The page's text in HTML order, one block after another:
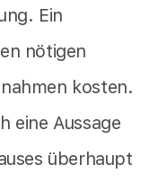
Ein
nötigen
kosten.
eine Aussage
überhaupt